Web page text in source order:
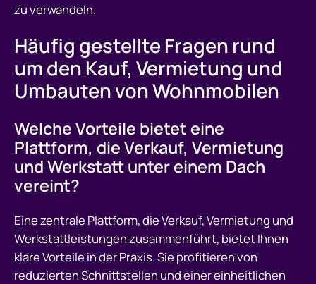
zu verwandeln.
Häufig gestellte Fragen rund
um den Kauf, Vermietung und
Umbauten von Wohnmobilen
Welche Vorteile bietet eine
Plattform, die Verkauf, Vermietung
und Werkstatt unter einem Dach
vereint?
Eine zentrale Plattform, die Verkauf, Vermietung und
Werkstattleistungen zusammenführt, bietet Ihnen
klare Vorteile in der Praxis. Sie profitieren von
reduzierten Schnittstellen und einer einheitlichen